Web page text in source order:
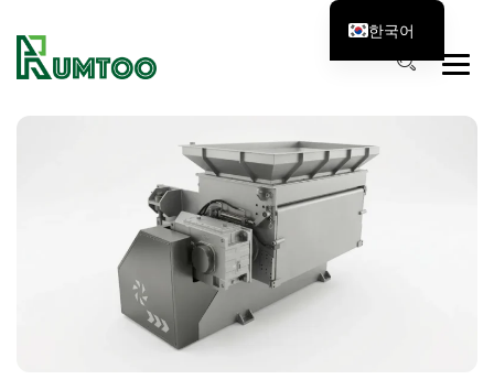
한국어